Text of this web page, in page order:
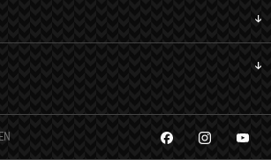
EN